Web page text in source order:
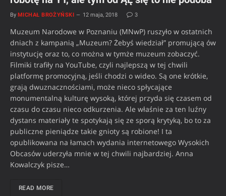
By MICHAŁ BROŻYŃSKI 12 maja, 2018 3
Muzeum Narodowe w Poznaniu (MNwP) ruszyło w ostatnich
dniach z kampanią „Muzeum? Żebyś wiedział” promującą ów
instytucję oraz to, co można w tymże muzeum zobaczyć.
Filmiki trafiły na YouTube, czyli najlepszą w tej chwili
platformę promocyjną, jeśli chodzi o wideo. Są one krótkie,
grają dwuznacznościami, może nieco spłycające
monumentalną kulturę wysoką, której przyda się czasem od
czasu do czasu nieco odkurzenia. Ale właśnie za ten luźny
dystans materiały te spotykają się ze sporą krytyką, bo to za
publiczne pieniądze takie gnioty są robione! I ta
opublikowana na łamach wydania internetowego Wysokich
Obcasów uderzyła mnie w tej chwili najbardziej. Anna
Kowalczyk pisze…
READ MORE